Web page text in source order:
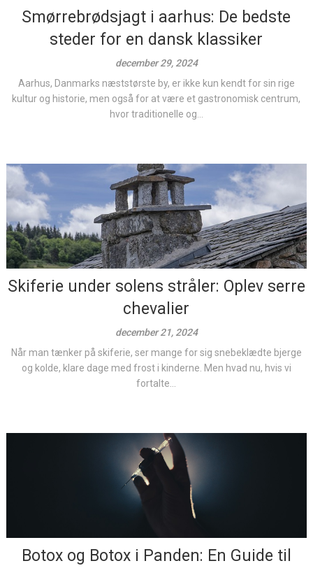
Smørrebrødsjagt i aarhus: De bedste
steder for en dansk klassiker
december 29, 2024
Aarhus, Danmarks næststørste by, er ikke kun kendt for sin rige
kultur og historie, men også for at være et gastronomisk centrum,
hvor traditionelle og...
Skiferie under solens stråler: Oplev serre
chevalier
december 21, 2024
Når man tænker på skiferie, ser mange for sig snebeklædte bjerge
og kolde, klare dage med frost i kinderne. Men hvad nu, hvis vi
fortalte...
Botox og Botox i Panden: En Guide til